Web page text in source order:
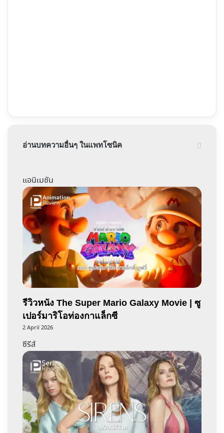
อ่านบทความอื่นๆ ในแพทโซนิค
แอนิเมชัน
รีวิวหนัง The Super Mario Galaxy Movie | ซู
เปอร์มาริโอท่องกาแล็กซี
2 April 2026
ซีรีส์